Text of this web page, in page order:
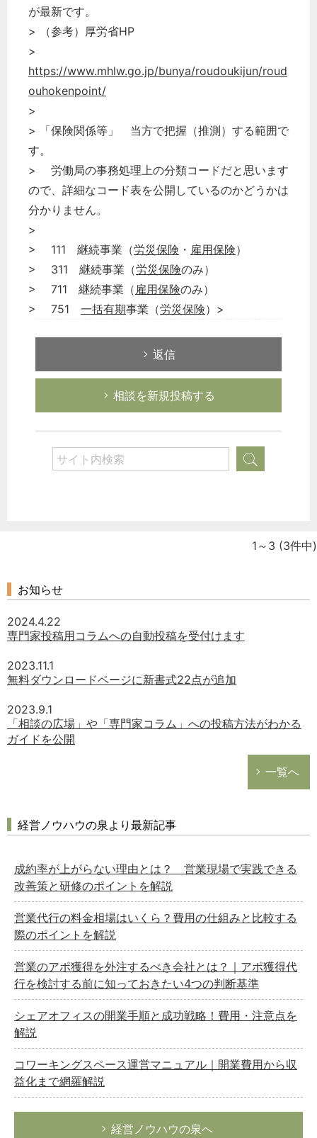
が最新です。
> （参考）厚労省HP
>
https://www.mhlw.go.jp/bunya/roudoukijun/roud
ouhokenpoint/
>
> 「保険関係等」 当方で把握（推測）する範囲で
す。
> 労働局の事務処理上の分類コードだと思います
ので、詳細なコード表を公開しているのかどうかは
分かりません。
>
> 111 継続事業（労災保険 ・ 雇用保険）
> 311 継続事業（労災保険のみ）
> 711 継続事業（ 雇用保険のみ）
> 751 一括有期事業（労災保険）>
返信
相談を新規投稿する
どのカテゴリーに投稿しますか？
選択してください
労務管理
経営の知恵
総務の給湯室
秘書のノウハウ
1～3 (3件中)
お知らせ
2024.4.22
専門家投稿用コラムへの自動投稿を受付けます
2023.11.1
無料ダウンロードページに新書式22点が追加
2023.9.1
「相談の広場」や「専門家コラム」への投稿方法がわかる
ガイドを公開
一覧へ
経営ノウハウの泉より最新記事
成約率が上がらない理由とは？ 営業現場で実践できる
改善策と研修のポイントを解説
営業代行の料金相場はいくら？費用の仕組みと比較する
際のポイントを解説
営業のアポ獲得を外注するべき会社とは？｜アポ獲得代
行を検討する前に知っておきたい4つの判断基準
シェアオフィスの開業手順と成功戦略！費用・注意点を
解説
コワーキングスペース運営マニュアル｜開業費用から収
益化まで網羅解説
経営ノウハウの泉へ